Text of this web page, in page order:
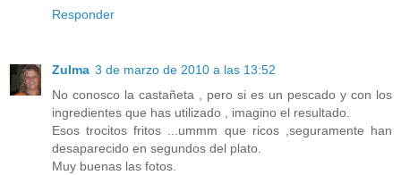
Responder
Zulma 3 de marzo de 2010 a las 13:52
No conosco la castañeta , pero si es un pescado y con los
ingredientes que has utilizado , imagino el resultado.
Esos trocitos fritos ...ummm que ricos ,seguramente han
desaparecido en segundos del plato.
Muy buenas las fotos.